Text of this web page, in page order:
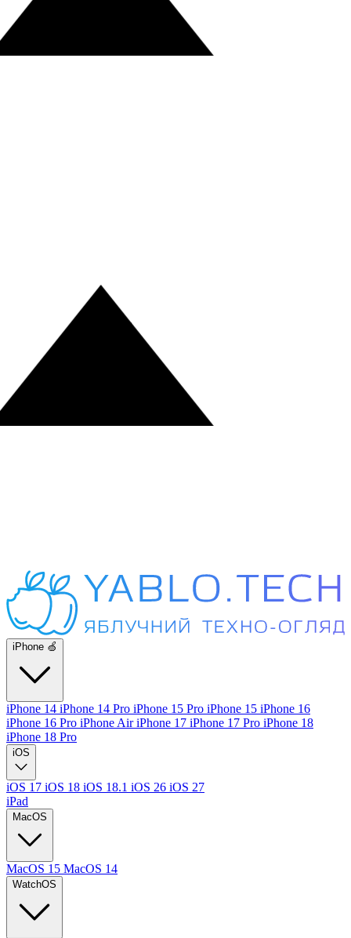
iPhone 🍏
iPhone 14 iPhone 14 Pro iPhone 15 Pro iPhone 15 iPhone 16
iPhone 16 Pro iPhone AiriPhone 17 iPhone 17 Pro iPhone 18
iPhone 18 Pro
iOS
iOS 17 iOS 18 iOS 18.1 iOS 26 iOS 27
iPad
MacOS
MacOS 15 MacOS 14
WatchOS